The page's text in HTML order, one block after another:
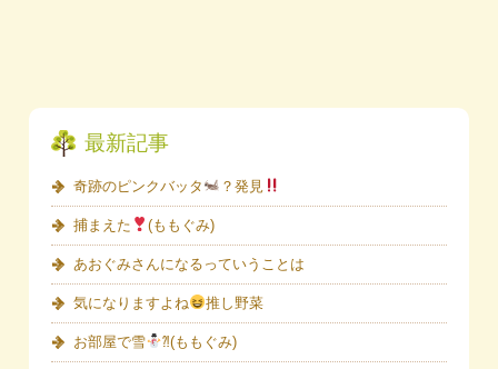
最新記事
奇跡のピンクバッタ ？発見
捕まえた (ももぐみ)
あおぐみさんになるっていうことは
気になりますよね 推し野菜
お部屋で雪 ⁈(ももぐみ)